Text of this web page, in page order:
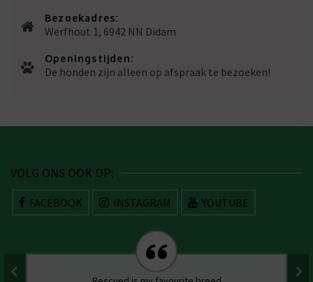
Bezoekadres:
Werfhout 1, 6942 NN Didam
Openingstijden:
De honden zijn alleen op afspraak te bezoeken!
VOLG ONS OOK OP:
FACEBOOK INSTAGRAM YOUTUBE